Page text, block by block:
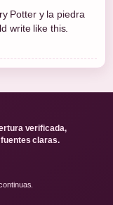
Potter y la piedra
write like this.
verificada,
claras.